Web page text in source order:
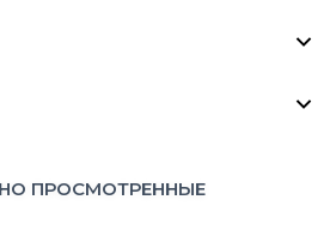
ПРОСМОТРЕННЫЕ